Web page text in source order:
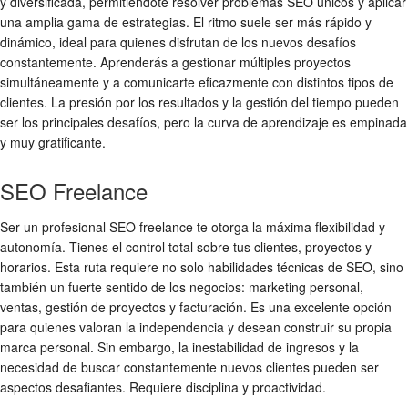
una amplia gama de estrategias. El ritmo suele ser más rápido y
dinámico, ideal para quienes disfrutan de los nuevos desafíos
constantemente. Aprenderás a gestionar múltiples proyectos
simultáneamente y a comunicarte eficazmente con distintos tipos de
clientes. La presión por los resultados y la gestión del tiempo pueden
ser los principales desafíos, pero la curva de aprendizaje es empinada
y muy gratificante.
SEO Freelance
Ser un profesional SEO freelance te otorga la máxima flexibilidad y
autonomía. Tienes el control total sobre tus clientes, proyectos y
horarios. Esta ruta requiere no solo habilidades técnicas de SEO, sino
también un fuerte sentido de los negocios: marketing personal,
ventas, gestión de proyectos y facturación. Es una excelente opción
para quienes valoran la independencia y desean construir su propia
marca personal. Sin embargo, la inestabilidad de ingresos y la
necesidad de buscar constantemente nuevos clientes pueden ser
aspectos desafiantes. Requiere disciplina y proactividad.